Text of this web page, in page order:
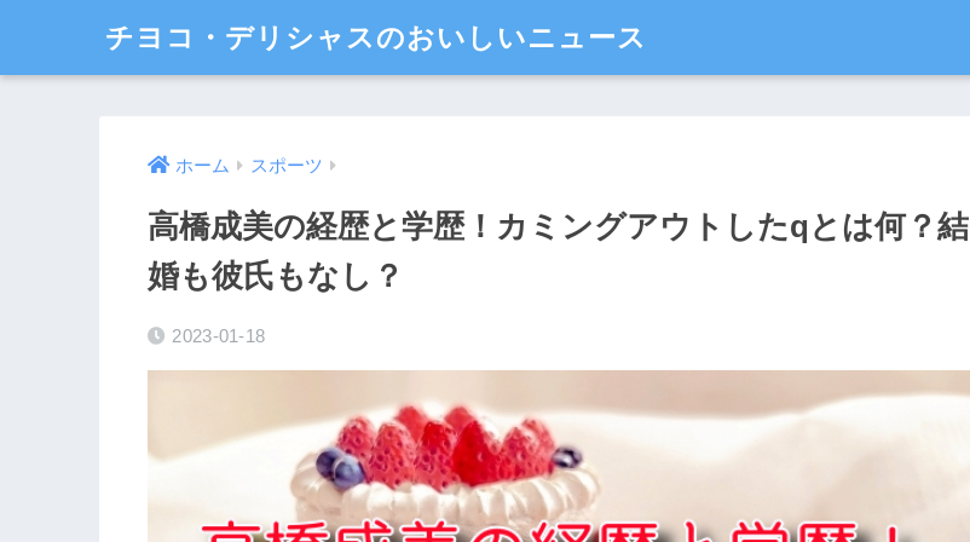
チヨコ・デリシャスのおいしいニュース
ホーム スポーツ
高橋成美の経歴と学歴！カミングアウトしたqとは何？結
婚も彼氏もなし？
2023-01-18